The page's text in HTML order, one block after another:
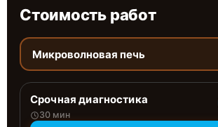
Стоимость работ
Микроволновая печь
Срочная диагностика
30 мин